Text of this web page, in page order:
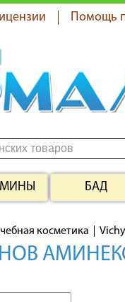
Помощь
БАД
косметика
НОВ